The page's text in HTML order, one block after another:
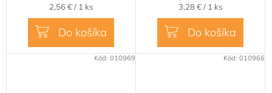
Jednotková
cena:
2,56 € / 1 ks
Do košíka
Jednotková
cena:
3,28 € / 1 ks
Do košíka
Kód: 010969 Kód: 010966